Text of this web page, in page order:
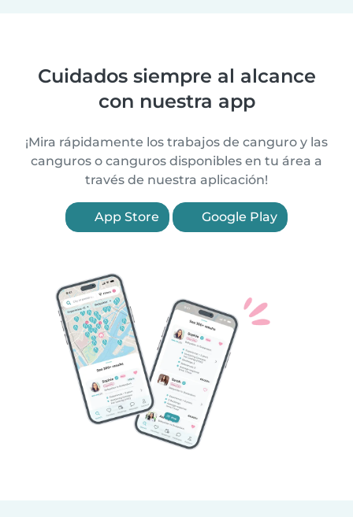
Cuidados siempre al alcance
con nuestra app
¡Mira rápidamente los trabajos de canguro y las
canguros o canguros disponibles en tu área a
través de nuestra aplicación!
App Store Google Play